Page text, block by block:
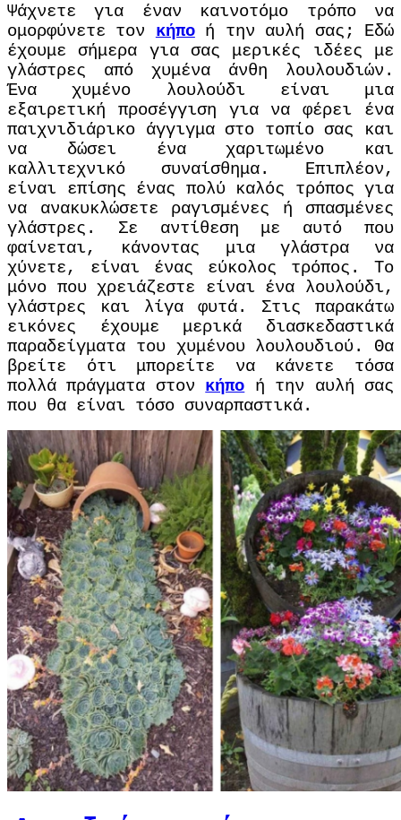
Ψάχνετε για έναν καινοτόμο τρόπο να
ομορφύνετε τον κήποή την αυλή σας;
Εδώ
έχουμε σήμερα για σας μερικές ιδέες με
γλάστρες από χυμένα άνθη λουλουδιών.
Ένα χυμένο λουλούδι είναι μια
εξαιρετική προσέγγιση για να φέρει ένα
παιχνιδιάρικο άγγιγμα στο τοπίο σας και
να δώσει ένα χαριτωμένο και
καλλιτεχνικό συναίσθημα.
Επιπλέον,
είναι επίσης ένας πολύ καλός τρόπος για
να ανακυκλώσετε ραγισμένες ή σπασμένες
γλάστρες.
Σε αντίθεση με αυτό που
φαίνεται, κάνοντας μια γλάστρα να
χύνετε, είναι ένας εύκολος τρόπος.
Το
μόνο που χρειάζεστε είναι ένα λουλούδι,
γλάστρες και λίγα φυτά.
Στις παρακάτω
εικόνες έχουμε μερικά διασκεδαστικά
παραδείγματα του χυμένου λουλουδιού.
Θα
βρείτε ότι μπορείτε να κάνετε τόσα
πολλά πράγματα στον κήπο ή την αυλή σας
που θα είναι τόσο συναρπαστικά.